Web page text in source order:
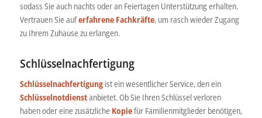
sodass Sie auch nachts oder an Feiertagen Unterstützung erhalten.
Vertrauen Sie auferfahrene Fachkräfte, um rasch wieder Zugang
zu Ihrem Zuhause zu erlangen.
Schlüsselnachfertigung
Schlüsselnachfertigungist ein wesentlicher Service, den ein
Schlüsselnotdienstanbietet. Ob Sie Ihren Schlüssel verloren
haben oder eine zusätzliche Kopiefür Familienmitglieder benötigen,